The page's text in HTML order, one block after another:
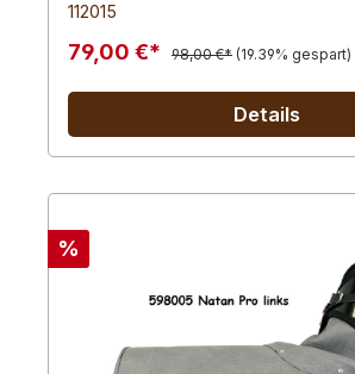
112015
79,00 €* 98,00 €* (19.39% gespart)
Details
%